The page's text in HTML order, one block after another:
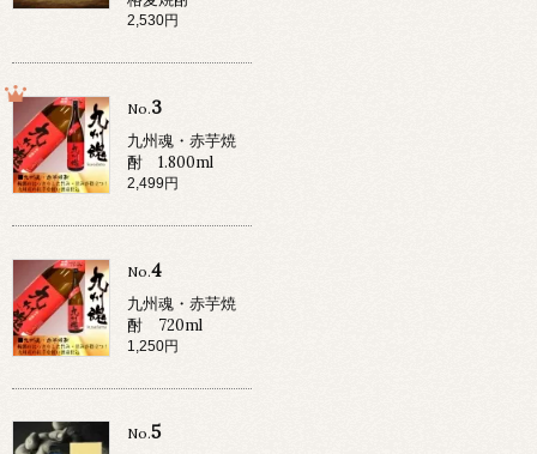
2,530円
No.3
九州魂・赤芋焼
酎 1.800ml
2,499円
No.4
九州魂・赤芋焼
酎 720ml
1,250円
No.5